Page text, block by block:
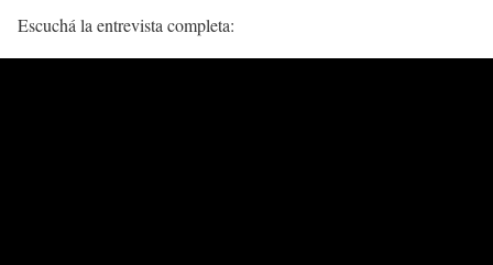
Escuchá la entrevista completa: